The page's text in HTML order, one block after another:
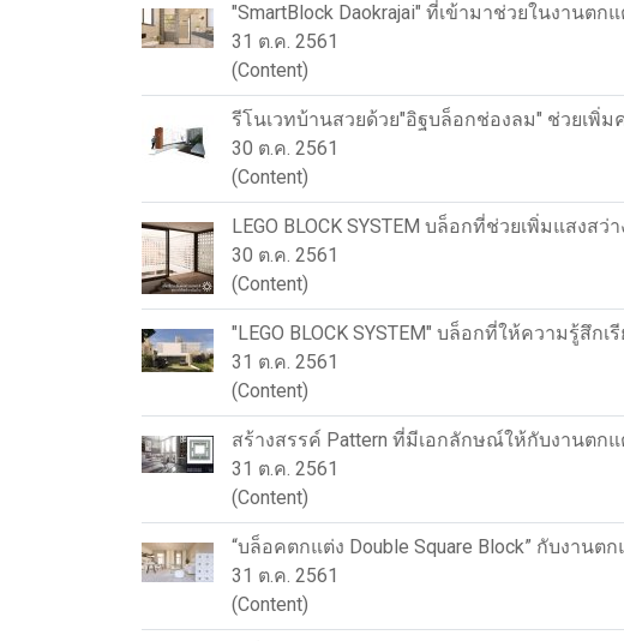
"SmartBlock Daokrajai" ที่เข้ามาช่วยในงาน
31 ต.ค. 2561
(Content)
รีโนเวทบ้านสวยด้วย"อิฐบล็อกช่องลม" ช่วยเพิ่
30 ต.ค. 2561
(Content)
LEGO BLOCK SYSTEM บล็อกที่ช่วยเพิ่มแสงส
30 ต.ค. 2561
(Content)
"LEGO BLOCK SYSTEM" บล็อกที่ให้ความรู้สึ
31 ต.ค. 2561
(Content)
สร้างสรรค์ Pattern ที่มีเอกลักษณ์ให้กับงานตกแ
31 ต.ค. 2561
(Content)
“บล็อคตกแต่ง Double Square Block” กับงา
31 ต.ค. 2561
(Content)